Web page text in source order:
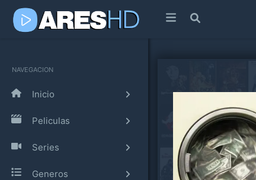
NAVEGACION
Inicio
Peliculas
Series
Generos